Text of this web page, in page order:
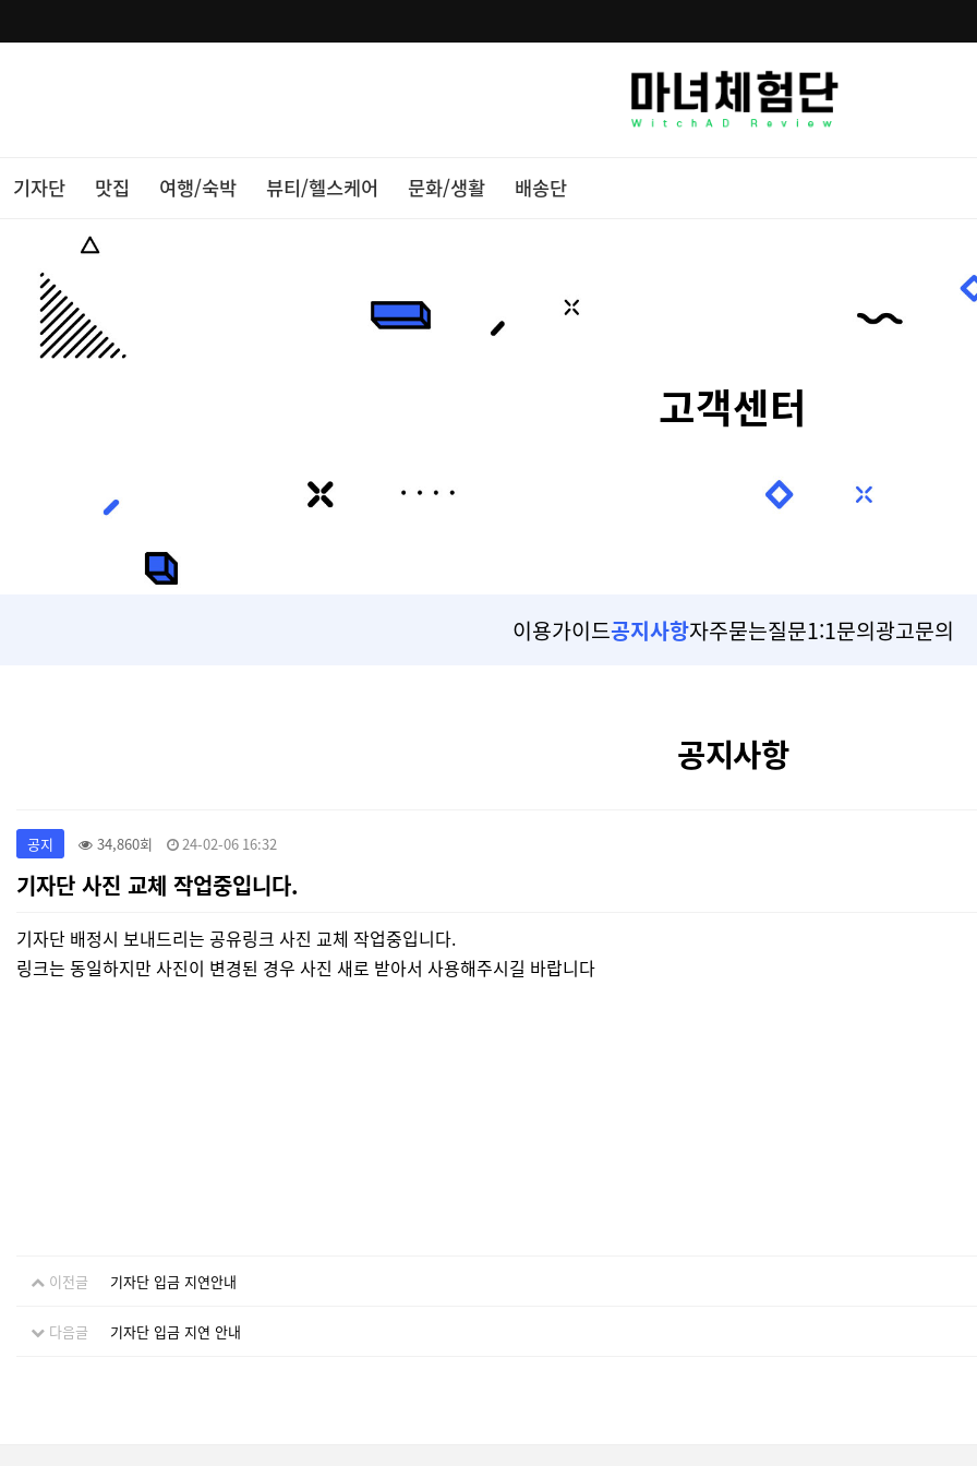
기자단 맛집 여행/숙박 뷰티/헬스케어 문화/생활 배송단
고객센터
이용가이드공지사항자주묻는질문1:1문의광고문의
공지사항
공지 34,860회 24-02-06 16:32
기자단 사진 교체 작업중입니다.
기자단 배정시 보내드리는 공유링크 사진 교체 작업중입니다.
링크는 동일하지만 사진이 변경된 경우 사진 새로 받아서 사용해주시길 바랍니다
이전글 기자단 입금 지연안내
다음글 기자단 입금 지연 안내